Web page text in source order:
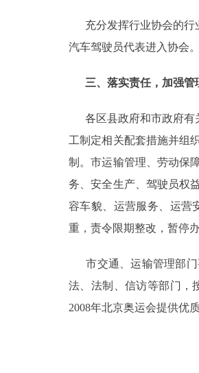
充分发挥行业协会的行
汽车驾驶员代表进入协会
三、落实责任，加强管
各区县政府和市政府有
工制定相关配套措施并组
制。市运输管理、劳动保
务、安全生产、驾驶员权
容车貌、运营服务、运营
重，责令限期整改，暂停
市交通、运输管理部门
法、法制、信访等部门，
2008年北京奥运会提供优